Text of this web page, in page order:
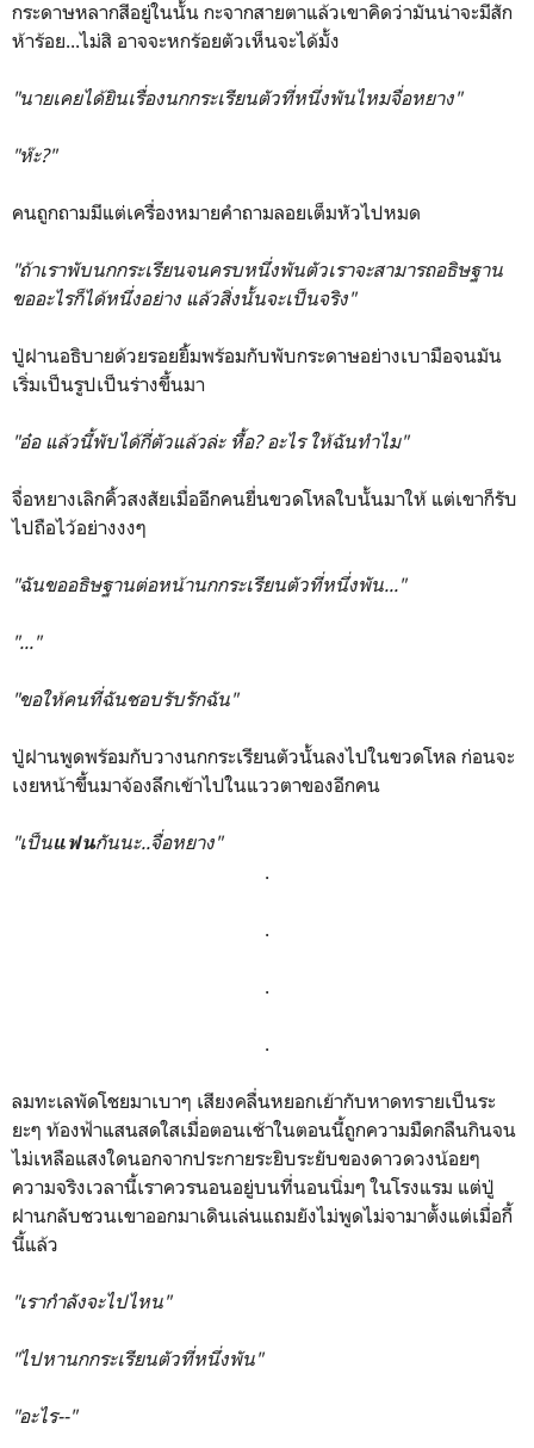
กระดาษหลากสีอยู่ในนั้น กะจากสายตาแล้วเขาคิดว่ามันน่าจะมีสัก
ห้าร้อย...ไม่สิ อาจจะหกร้อยตัวเห็นจะได้มั้ง
"นายเคยได้ยินเรื่องนกกระเรียนตัวที่หนึ่งพันไหมจื่อหยาง"
"ห๊ะ?"
คนถูกถามมีแต่เครื่องหมายคำถามลอยเต็มหัวไปหมด
"ถ้าเราพับนกกระเรียนจนครบหนึ่งพันตัวเราจะสามารถอธิษฐาน
ขออะไรก็ได้หนึ่งอย่าง แล้วสิ่งนั้นจะเป็นจริง"
ปู่ฝานอธิบายด้วยรอยยิ้มพร้อมกับพับกระดาษอย่างเบามือจนมัน
เริ่มเป็นรูปเป็นร่างขึ้นมา
"อ๋อ แล้วนี้พับได้กี่ตัวแล้วล่ะ หื้อ? อะไร ให้ฉันทำไม"
จื่อหยางเลิกคิ้วสงสัยเมื่ออีกคนยื่นขวดโหลใบนั้นมาให้ แต่เขาก็รับ
ไปถือไว้อย่างงงๆ
"ฉันขออธิษฐานต่อหน้านกกระเรียนตัวที่หนึ่งพัน..."
"..."
"ขอให้คนที่ฉันชอบรับรักฉัน"
ปู่ฝานพูดพร้อมกับวางนกกระเรียนตัวนั้นลงไปในขวดโหล ก่อนจะ
เงยหน้าขึ้นมาจ้องลึกเข้าไปในแววตาของอีกคน
"เป็นแฟนกันนะ..จื่อหยาง"
.
.
.
.
ลมทะเลพัดโชยมาเบาๆ เสียงคลื่นหยอกเย้ากับหาดทรายเป็นระ
ยะๆ ท้องฟ้าแสนสดใสเมื่อตอนเช้าในตอนนี้ถูกความมืดกลืนกินจน
ไม่เหลือแสงใดนอกจากประกายระยิบระยับของดาวดวงน้อยๆ
ความจริงเวลานี้เราควรนอนอยู่บนที่นอนนิ่มๆ ในโรงแรม แต่ปู่
ฝานกลับชวนเขาออกมาเดินเล่นแถมยังไม่พูดไม่จามาตั้งแต่เมื่อกี้
นี้แล้ว
"เรากำลังจะไปไหน"
"ไปหานกกระเรียนตัวที่หนึ่งพัน"
"อะไร--"